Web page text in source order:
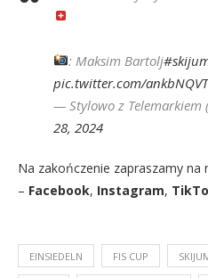
: Maksim Bartolj
pic.twitter.com/
— Stylowo z Telemarkiem
28, 2024
Na zakończenie zapraszamy na
– Facebook, Instagram,
EINSIEDELN FIS CUP